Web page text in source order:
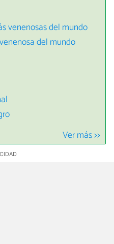
venenosas del mundo
del mundo
Ver más >>